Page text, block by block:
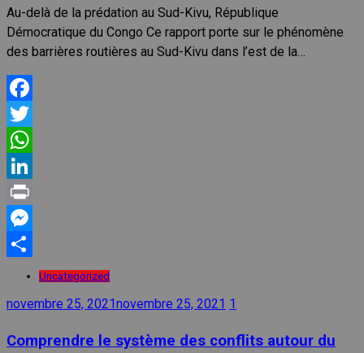
Au-delà de la prédation au Sud-Kivu, République
Démocratique du Congo Ce rapport porte sur le phénomène
des barrières routières au Sud-Kivu dans l’est de la…
Facebook
Twitter
WhatsApp
LinkedIn
Print
Messenger
PartagerUncategorized
novembre 25, 2021novembre 25, 2021 1
Comprendre le système des conflits autour du